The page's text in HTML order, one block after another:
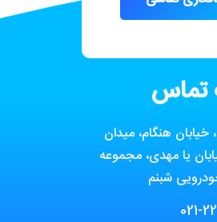
تماس
خیابان هنگام، میدان
یا مهدی، مجموعه
شبنم
021-